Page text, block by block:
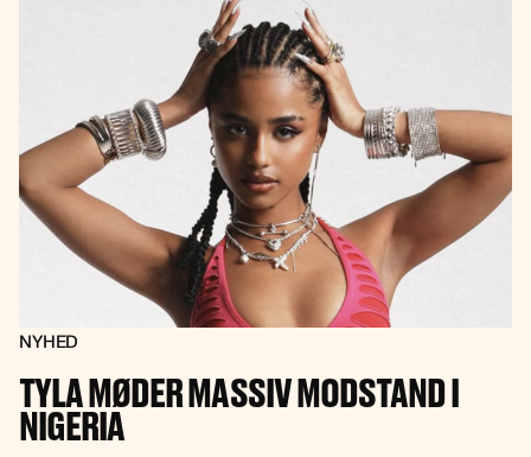
NYHED
TYLA MØDER MASSIV MODSTAND I
NIGERIA